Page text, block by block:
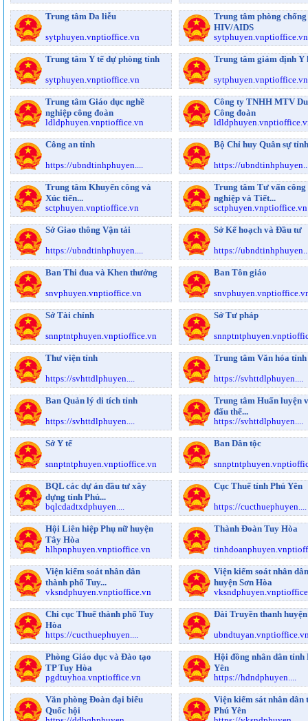
Trung tâm Da liễu
sytphuyen.vnptioffice.vn
Trung tâm phòng chống
HIV/AIDS
sytphuyen.vnptioffice.vn
Trung tâm Y tế dự phòng tỉnh
sytphuyen.vnptioffice.vn
Trung tâm giám định Y
sytphuyen.vnptioffice.vn
Trung tâm Giáo dục nghề
nghiệp công đoàn
ldldphuyen.vnptioffice.vn
Công ty TNHH MTV
Công đoàn
Công an tỉnh
https://ubndtinhphuyen....
Bộ Chỉ huy Quân sự tỉnh
https://
Trung tâm Khuyến công và
Xúc tiến...
sctphuyen.vnptioffice.vn
Trung tâm Tư vấn công
nghiệp và Tiết...
sctphuyen.vnptioffice.vn
Sở Giao thông Vận tải
https://ubndtinhphuyen....
Sở Kế hoạch và Đầu tư
https://
Ban Thi đua và Khen thưởng
snvphuyen.vnptioffice.vn
Ban Tôn giáo
Sở Tài chính
snnptntphuyen.vnptioffice.vn
Sở Tư pháp
Thư viện tỉnh
https://svhttdlphuyen....
Trung tâm Văn hóa tỉnh
https://svhttdlphuyen....
Ban Quản lý di tích tỉnh
https://svhttdlphuyen....
Trung tâm Huấn luyện
đấu thể...
https://svhttdlphuyen....
Sở Y tế
snnptntphuyen.vnptioffice.vn
Ban Dân tộc
BQL các dự án đầu tư xây
dựng tỉnh Phú...
bqlcdadtxdphuyen....
Cục Thuế tỉnh Phú Yên
https://cucthuephuyen....
Hội Liên hiệp Phụ nữ huyện
Tây Hòa
hlhpnphuyen.vnptioffice.vn
Thành Đoàn Tuy Hòa
Viện kiểm soát nhân dân
thành phố Tuy...
vksndphuyen.vnptioffice.vn
Viện kiểm soát nhân dân
huyện Sơn Hòa
Chi cục Thuế thành phố Tuy
Hòa
https://cucthuephuyen....
Đài Truyền thanh huyện
Phòng Giáo dục và Đào tạo
TP Tuy Hòa
pgdtuyhoa.vnptioffice.vn
Hội đồng nhân dân tỉnh
Yên
https://hdndphuyen....
Văn phòng Đoàn đại biểu
Quốc hội
Viện kiểm sát nhân dân
Phú Yên